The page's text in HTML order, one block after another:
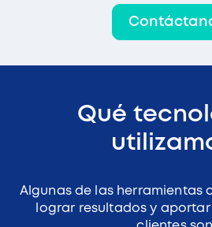
Qué
Algunas de las herramientas
lograr resultados y